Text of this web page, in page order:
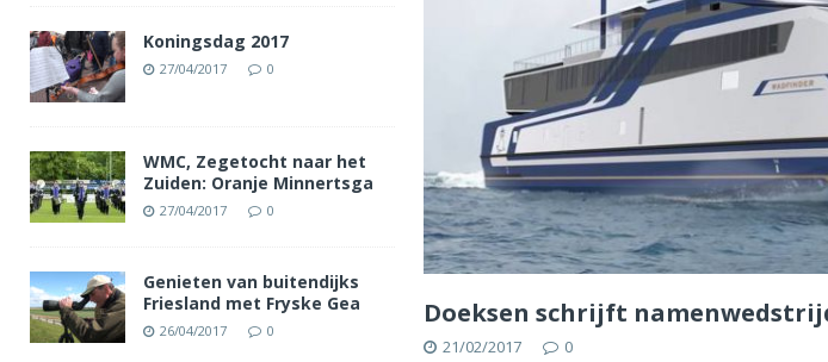
Doeksen schrijft
21/02/2017 0
Koningsdag 2017
27/04/2017 0
WMC, Zegetocht naar het
Zuiden: Oranje Minnertsga
27/04/2017 0
Genieten van buitendijks
Friesland met Fryske Gea
26/04/2017 0